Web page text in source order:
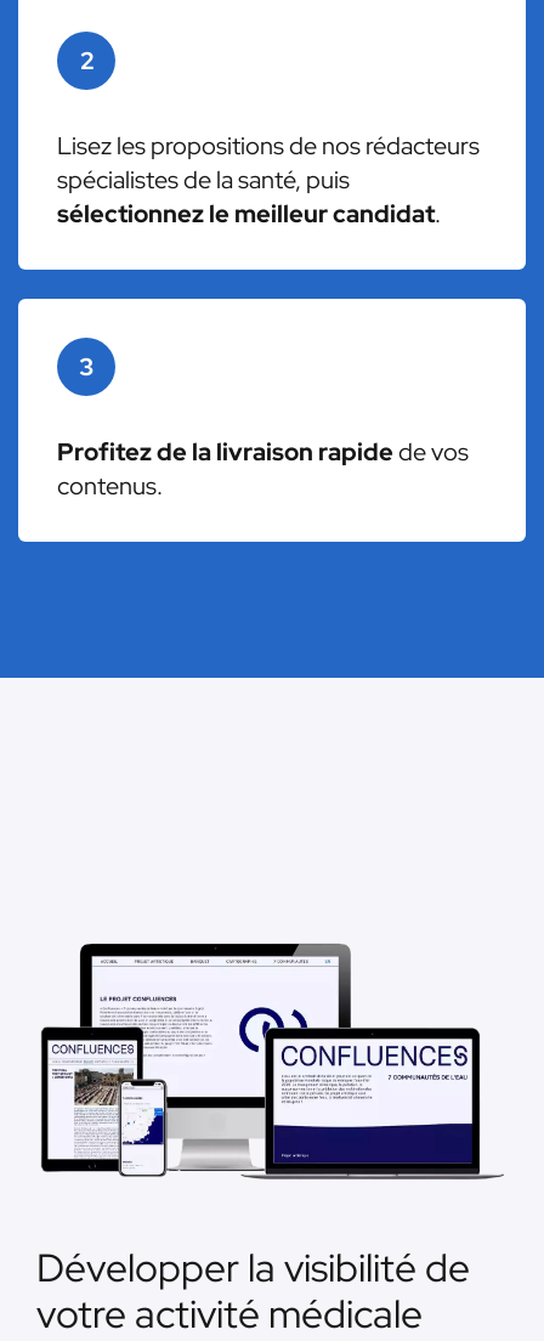
2
Lisez les propositions de nos rédacteurs
spécialistes de la santé, puis
sélectionnez le meilleur candidat.
3
Profitez de la livraison rapidede vos
contenus.
Développer la visibilité de
votre activité médicale